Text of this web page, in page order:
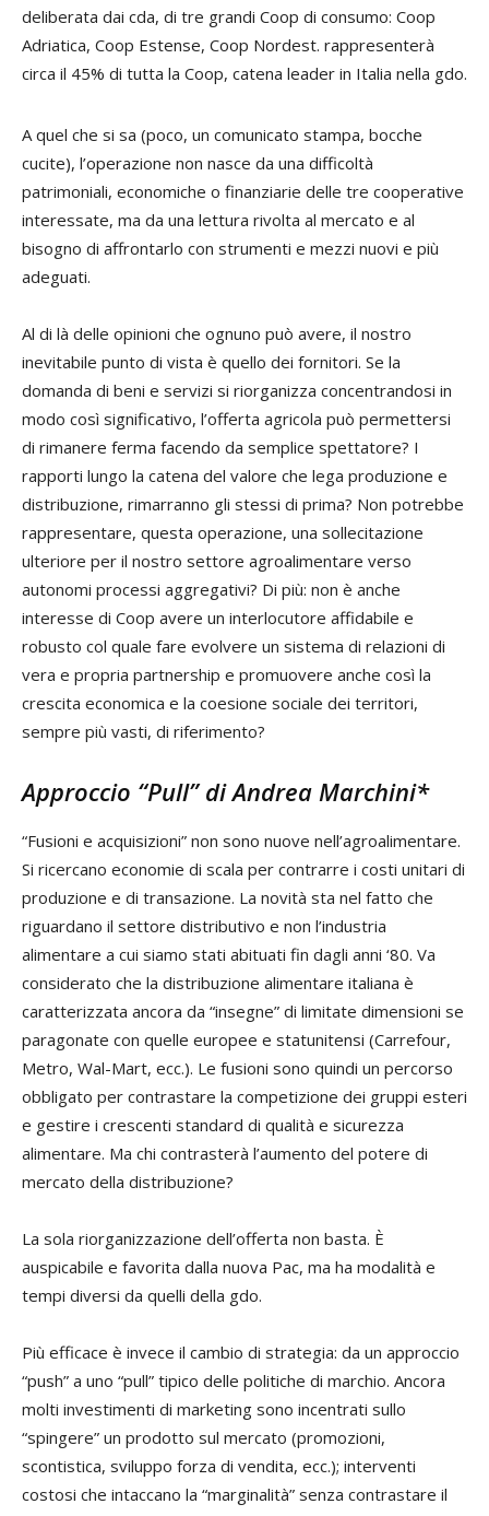
deliberata dai cda, di tre grandi Coop di consumo: Coop
Adriatica, Coop Estense, Coop Nordest. rappresenterà
circa il 45% di tutta la Coop, catena leader in Italia nella gdo.
A quel che si sa (poco, un comunicato stampa, bocche
cucite), l’operazione non nasce da una difficoltà
patrimoniali, economiche o finanziarie delle tre cooperative
interessate, ma da una lettura rivolta al mercato e al
bisogno di affrontarlo con strumenti e mezzi nuovi e più
adeguati.
Al di là delle opinioni che ognuno può avere, il nostro
inevitabile punto di vista è quello dei fornitori. Se la
domanda di beni e servizi si riorganizza concentrandosi in
modo così significativo, l’offerta agricola può permettersi
di rimanere ferma facendo da semplice spettatore? I
rapporti lungo la catena del valore che lega produzione e
distribuzione, rimarranno gli stessi di prima? Non potrebbe
rappresentare, questa operazione, una sollecitazione
ulteriore per il nostro settore agroalimentare verso
autonomi processi aggregativi? Di più: non è anche
interesse di Coop avere un interlocutore affidabile e
robusto col quale fare evolvere un sistema di relazioni di
vera e propria partnership e promuovere anche così la
crescita economica e la coesione sociale dei territori,
sempre più vasti, di riferimento?
Approccio “Pull”di Andrea Marchini*
“Fusioni e acquisizioni” non sono nuove nell’agroalimentare.
Si ricercano economie di scala per contrarre i costi unitari di
produzione e di transazione. La novità sta nel fatto che
riguardano il settore distributivo e non l’industria
alimentare a cui siamo stati abituati fin dagli anni ‘80. Va
considerato che la distribuzione alimentare italiana è
caratterizzata ancora da “insegne” di limitate dimensioni se
paragonate con quelle europee e statunitensi (Carrefour,
Metro, Wal-Mart, ecc.). Le fusioni sono quindi un percorso
obbligato per contrastare la competizione dei gruppi esteri
e gestire i crescenti standard di qualità e sicurezza
alimentare. Ma chi contrasterà l’aumento del potere di
mercato della distribuzione?
La sola riorganizzazione dell’offerta non basta. È
auspicabile e favorita dalla nuova Pac, ma ha modalità e
tempi diversi da quelli della gdo.
Più efficace è invece il cambio di strategia: da un approccio
“push” a uno “pull” tipico delle politiche di marchio. Ancora
molti investimenti di marketing sono incentrati sullo
“spingere” un prodotto sul mercato (promozioni,
scontistica, sviluppo forza di vendita, ecc.); interventi
costosi che intaccano la “marginalità” senza contrastare il